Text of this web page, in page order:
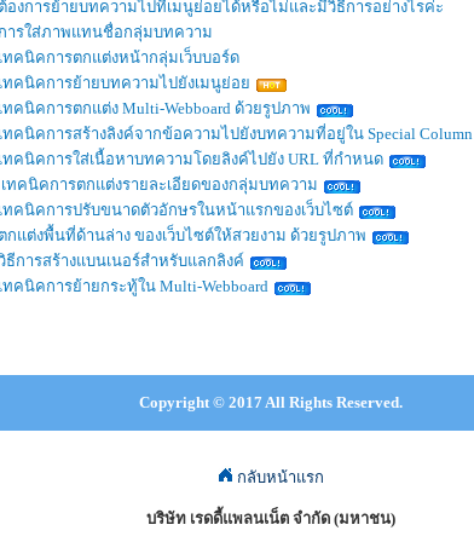
องการย้ายบทความไปที่เมนูย่อยได้หรือไม่และมีวิธีการอย่างไรค่ะ
ารใส่ภาพแทนชื่อกลุ่มบทความ
ทคนิคการตกแต่งหน้ากลุ่มเว็บบอร์ด
ทคนิคการย้ายบทความไปยังเมนูย่อย
ทคนิคการตกแต่ง Multi-Webboard ด้วยรูปภาพ
ทคนิคการสร้างลิงค์จากข้อความไปยังบทความที่อยู่ใน Special Column
ทคนิคการใส่เนื้อหาบทความโดยลิงค์ไปยัง URL ที่กำหนด
ทคนิคการตกแต่งรายละเอียดของกลุ่มบทความ
ทคนิคการปรับขนาดตัวอักษรในหน้าแรกของเว็บไซต์
กแต่งพื้นที่ด้านล่าง ของเว็บไซต์ให้สวยงาม ด้วยรูปภาพ
ธีการสร้างแบนเนอร์สำหรับแลกลิงค์
ทคนิคการย้ายกระทู้ใน Multi-Webboard
Copyright © 2017 All Rights Reserved.
กลับหน้าแรก
บริษัท เรดดี้แพลนเน็ต จำกัด (มหาชน)